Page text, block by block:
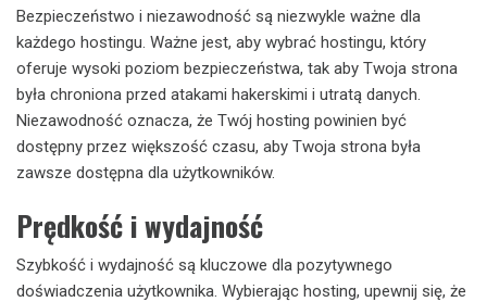
Bezpieczeństwo i niezawodność są niezwykle ważne dla
każdego hostingu. Ważne jest, aby wybrać hostingu, który
oferuje wysoki poziom bezpieczeństwa, tak aby Twoja strona
była chroniona przed atakami hakerskimi i utratą danych.
Niezawodność oznacza, że ​​Twój hosting powinien być
dostępny przez większość czasu, aby Twoja strona była
zawsze dostępna dla użytkowników.
Prędkość i wydajność
Szybkość i wydajność są kluczowe dla pozytywnego
doświadczenia użytkownika. Wybierając hosting, upewnij się, że